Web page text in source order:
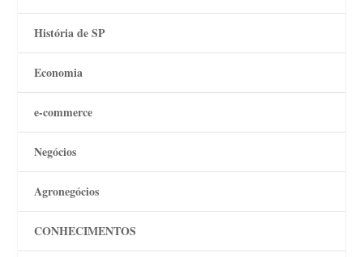
História de SP
Economia
e-commerce
Negócios
Agronegócios
CONHECIMENTOS